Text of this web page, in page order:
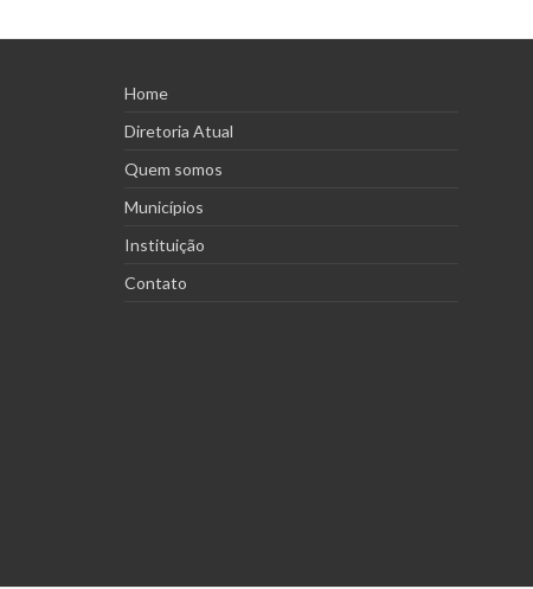
Home
Diretoria Atual
Quem somos
Municípios
Instituição
Contato